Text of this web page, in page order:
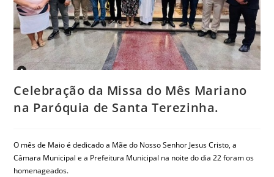
Celebração da Missa do Mês Mariano
na Paróquia de Santa Terezinha.
O mês de Maio é dedicado a Mãe do Nosso Senhor Jesus Cristo, a
Câmara Municipal e a Prefeitura Municipal na noite do dia 22 foram os
homenageados.